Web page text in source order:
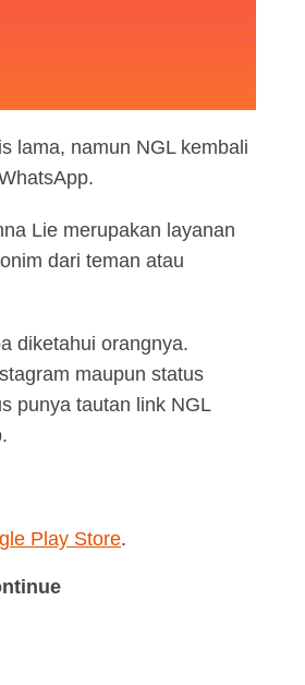
lama, namun NGL kembali
Lie merupakan layanan
dari teman atau
diketahui orangnya.
maupun status
punya tautan link NGL
Play Store.